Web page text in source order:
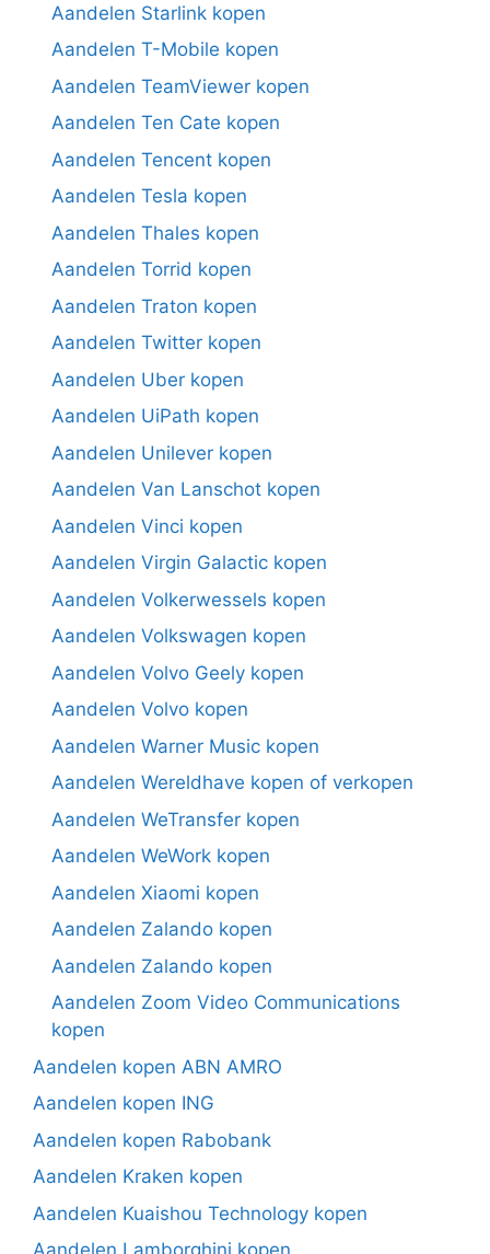
Aandelen Starlink kopen
Aandelen T-Mobile kopen
Aandelen TeamViewer kopen
Aandelen Ten Cate kopen
Aandelen Tencent kopen
Aandelen Tesla kopen
Aandelen Thales kopen
Aandelen Torrid kopen
Aandelen Traton kopen
Aandelen Twitter kopen
Aandelen Uber kopen
Aandelen UiPath kopen
Aandelen Unilever kopen
Aandelen Van Lanschot kopen
Aandelen Vinci kopen
Aandelen Virgin Galactic kopen
Aandelen Volkerwessels kopen
Aandelen Volkswagen kopen
Aandelen Volvo Geely kopen
Aandelen Volvo kopen
Aandelen Warner Music kopen
Aandelen Wereldhave kopen of verkopen
Aandelen WeTransfer kopen
Aandelen WeWork kopen
Aandelen Xiaomi kopen
Aandelen Zalando kopen
Aandelen Zalando kopen
Aandelen Zoom Video Communications
kopen
Aandelen kopen ABN AMRO
Aandelen kopen ING
Aandelen kopen Rabobank
Aandelen Kraken kopen
Aandelen Kuaishou Technology kopen